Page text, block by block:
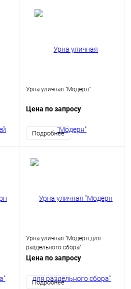
Урна уличная "Модерн"
Цена по запросу
Подробнее
Урна уличная "Модерн для
раздельного сбора"
Цена по запросу
Подробнее